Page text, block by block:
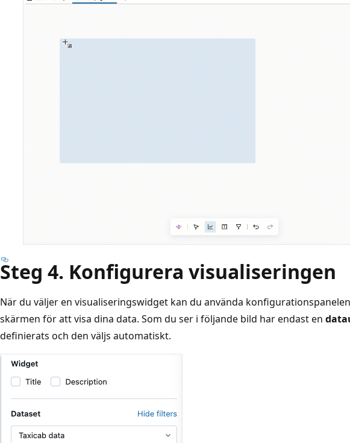
Steg 4. Konfigurera visualiseringen
När du väljer en visualiseringswidget kan du använda
skärmen för att visa dina data. Som du ser i följande bild har endast en
definierats och den väljs automatiskt.